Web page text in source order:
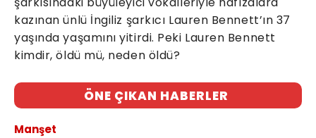
kazınan ünlü İngiliz şarkıcı Lauren Bennett’ın 37
yaşında yaşamını yitirdi. Peki Lauren Bennett
kimdir, öldü mü, neden öldü?
ÖNE ÇIKAN HABERLER
Manşet